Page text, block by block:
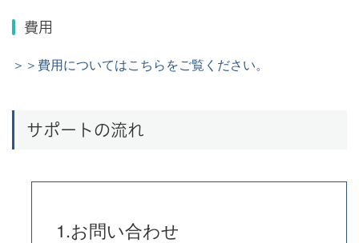
費用
＞＞費用についてはこちらをご覧ください。
サポートの流れ
1.お問い合わせ